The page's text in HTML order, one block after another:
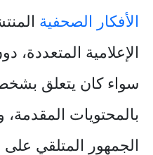
الأفكار الصحفية
الإعلامية المتعددة،
سواء كان يتعلق
بالمحتويات
الجمهور المتلقي